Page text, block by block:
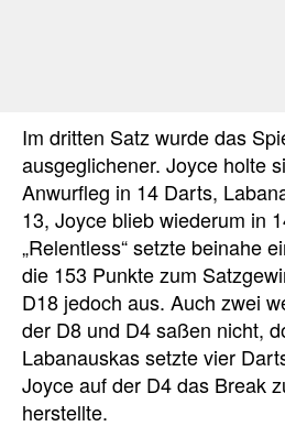
Im dritten Satz wurde das
ausgeglichener. Joyce holte
Anwurfleg in 14 Darts,
13, Joyce blieb wiederum in
„Relentless“ setzte beinahe
die 153 Punkte zum
D18 jedoch aus. Auch zwei
der D8 und D4 saßen nicht,
Labanauskas setzte vier
Joyce auf der D4 das Break
herstellte.